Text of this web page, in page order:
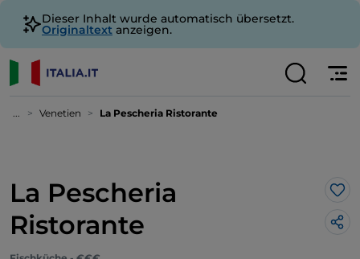
Dieser Inhalt wurde automatisch übersetzt.
Originaltext anzeigen.
... Venetien La Pescheria Ristorante
La Pescheria
Ristorante